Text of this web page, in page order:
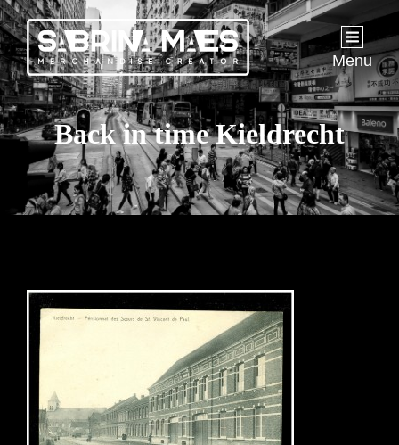
Menu
Back in time Kieldrecht